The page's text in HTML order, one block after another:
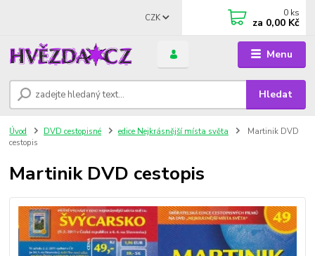
Menu
CZK
Hledat
0 ks
za 0,00 Kč
Úvod DVD cestopisné edice Nejkrásnější místa světa
Martinik DVD
cestopis
Martinik DVD cestopis